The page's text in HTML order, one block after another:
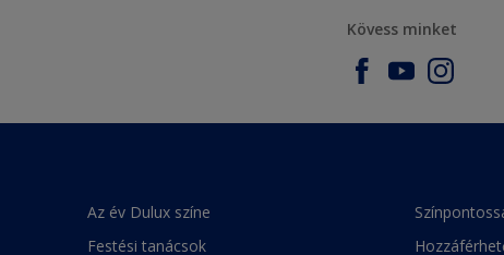
Kövess minket
Az év Dulux színe
Festési tanácsok